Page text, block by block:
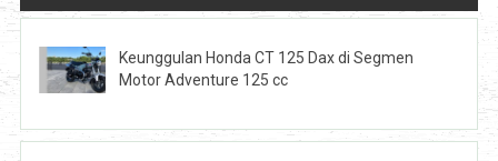
Keunggulan Honda CT 125 Dax di Segmen
Motor Adventure 125 cc